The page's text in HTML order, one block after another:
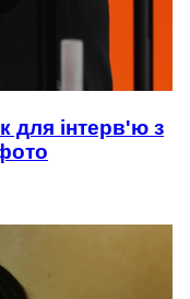
для інтерв'ю з